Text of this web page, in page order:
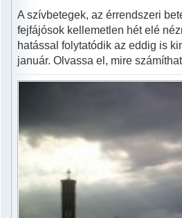
A szívbetegek, az érrendszeri
fejfájósok kellemetlen hét elé
hatással folytatódik az eddig is
január. Olvassa el, mire